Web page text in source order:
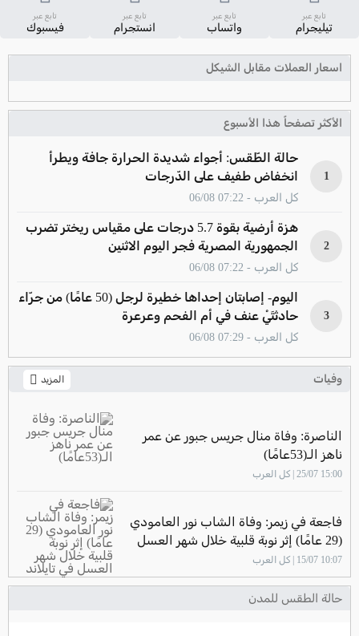
حالة الطقس للمدن
تابع عبر
تيليجرام
تابع عبر
واتساب
تابع عبر
انستجرام
تابع عبر
فيسبوك
اسعار العملات مقابل الشيكل
الأكثر تصفحاً هذا الأسبوع
1
حالة الطّقس: أجواء شديدة الحرارة جافة ويطرأ
انخفاض طفيف على الدّرجات
كل العرب - 07:22 06/08
2
هزة أرضية بقوة 5.7 درجات على مقياس ريختر تضرب
الجمهورية المصرية فجر اليوم الاثنين
كل العرب - 07:22 06/08
3
اليوم- إصابتان إحداها خطيرة لرجل (50 عامًا) من جرّاء
حادثتَيْ عنف في أم الفحم وعرعرة
كل العرب - 07:29 06/08
وفيات المزيد
الناصرة: وفاة منال جريس جبور عن عمر
ناهز الـ(53عامًا)
15:00 25/07 | كل العرب
فاجعة في زيمر: وفاة الشاب نور العامودي
(29 عامًا) إثر نوبة قلبية خلال شهر العسل
في تايلاند
10:07 15/07 | كل العرب